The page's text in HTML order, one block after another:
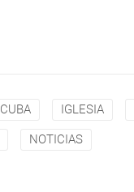
CUBA IGLESIA
NOTICIAS